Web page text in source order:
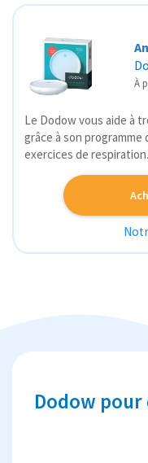
À
Le Dodow vous aide à
grâce à son
exercices de respiration.
Dodow